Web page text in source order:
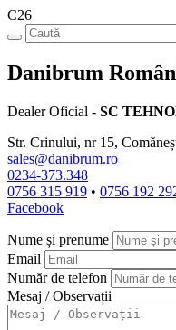
C26
Danibrum
Dealer Oficial - SC
Str. Crinului, nr 15,
sales@danibrum.ro
0234-373.348
0756 315 919 • 0756 192
Facebook
Nume și prenume
Email
Număr de telefon
Mesaj / Observații